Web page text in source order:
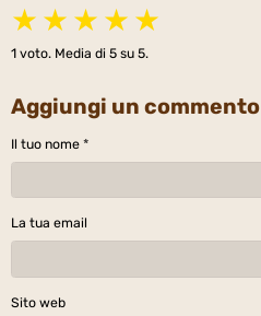
★ ★ ★ ★ ★
1 voto. Media di 5 su 5.
Aggiungi un commento
Il tuo nome
La tua email
Sito web